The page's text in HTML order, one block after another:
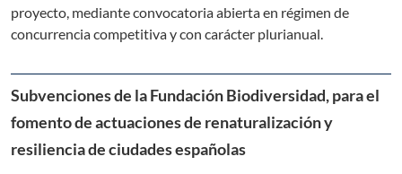
proyecto, mediante convocatoria abierta en régimen de
concurrencia competitiva y con carácter plurianual.
Subvenciones de la Fundación Biodiversidad, para el
fomento de actuaciones de renaturalización y
resiliencia de ciudades españolas